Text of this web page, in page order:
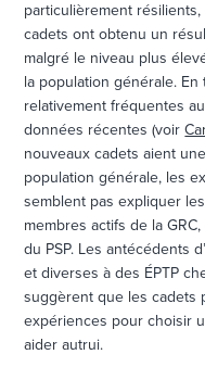
particulièrement
cadets ont obtenu un
malgré le niveau plus
la population générale.
relativement fréquentes
données récentes (voir
nouveaux cadets aient
population générale, les
semblent pas expliquer
membres actifs de la
du PSP. Les antécédents
et diverses à des ÉPTP
suggèrent que les cadets
expériences pour choisir
aider autrui.